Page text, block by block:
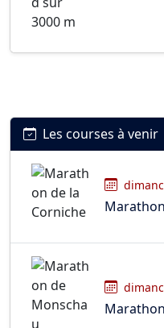
Les courses à venir